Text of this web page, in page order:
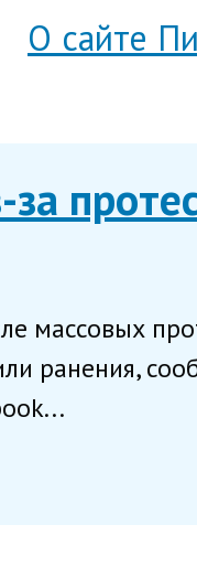
О сайте
массовых
ранения,